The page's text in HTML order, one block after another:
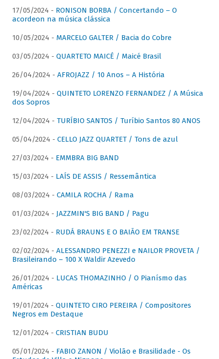
17/05/2024 - RONISON BORBA / Concertando – O
acordeon na música clássica
10/05/2024 - MARCELO GALTER / Bacia do Cobre
03/05/2024 - QUARTETO MAICÉ / Maicé Brasil
26/04/2024 - AFROJAZZ / 10 Anos – A História
19/04/2024 - QUINTETO LORENZO FERNANDEZ / A Música
dos Sopros
12/04/2024 - TURÍBIO SANTOS / Turíbio Santos 80 ANOS
05/04/2024 - CELLO JAZZ QUARTET / Tons de azul
27/03/2024 - EMMBRA BIG BAND
15/03/2024 - LAÍS DE ASSIS / Ressemântica
08/03/2024 - CAMILA ROCHA / Rama
01/03/2024 - JAZZMIN'S BIG BAND / Pagu
23/02/2024 - RUDÁ BRAUNS E O BAIÃO EM TRANSE
02/02/2024 - ALESSANDRO PENEZZI e NAILOR PROVETA /
Brasileirando – 100 X Waldir Azevedo
26/01/2024 - LUCAS THOMAZINHO / O Pianísmo das
Américas
19/01/2024 - QUINTETO CIRO PEREIRA / Compositores
Negros em Destaque
12/01/2024 - CRISTIAN BUDU
05/01/2024 - FABIO ZANON / Violão e Brasilidade - Os